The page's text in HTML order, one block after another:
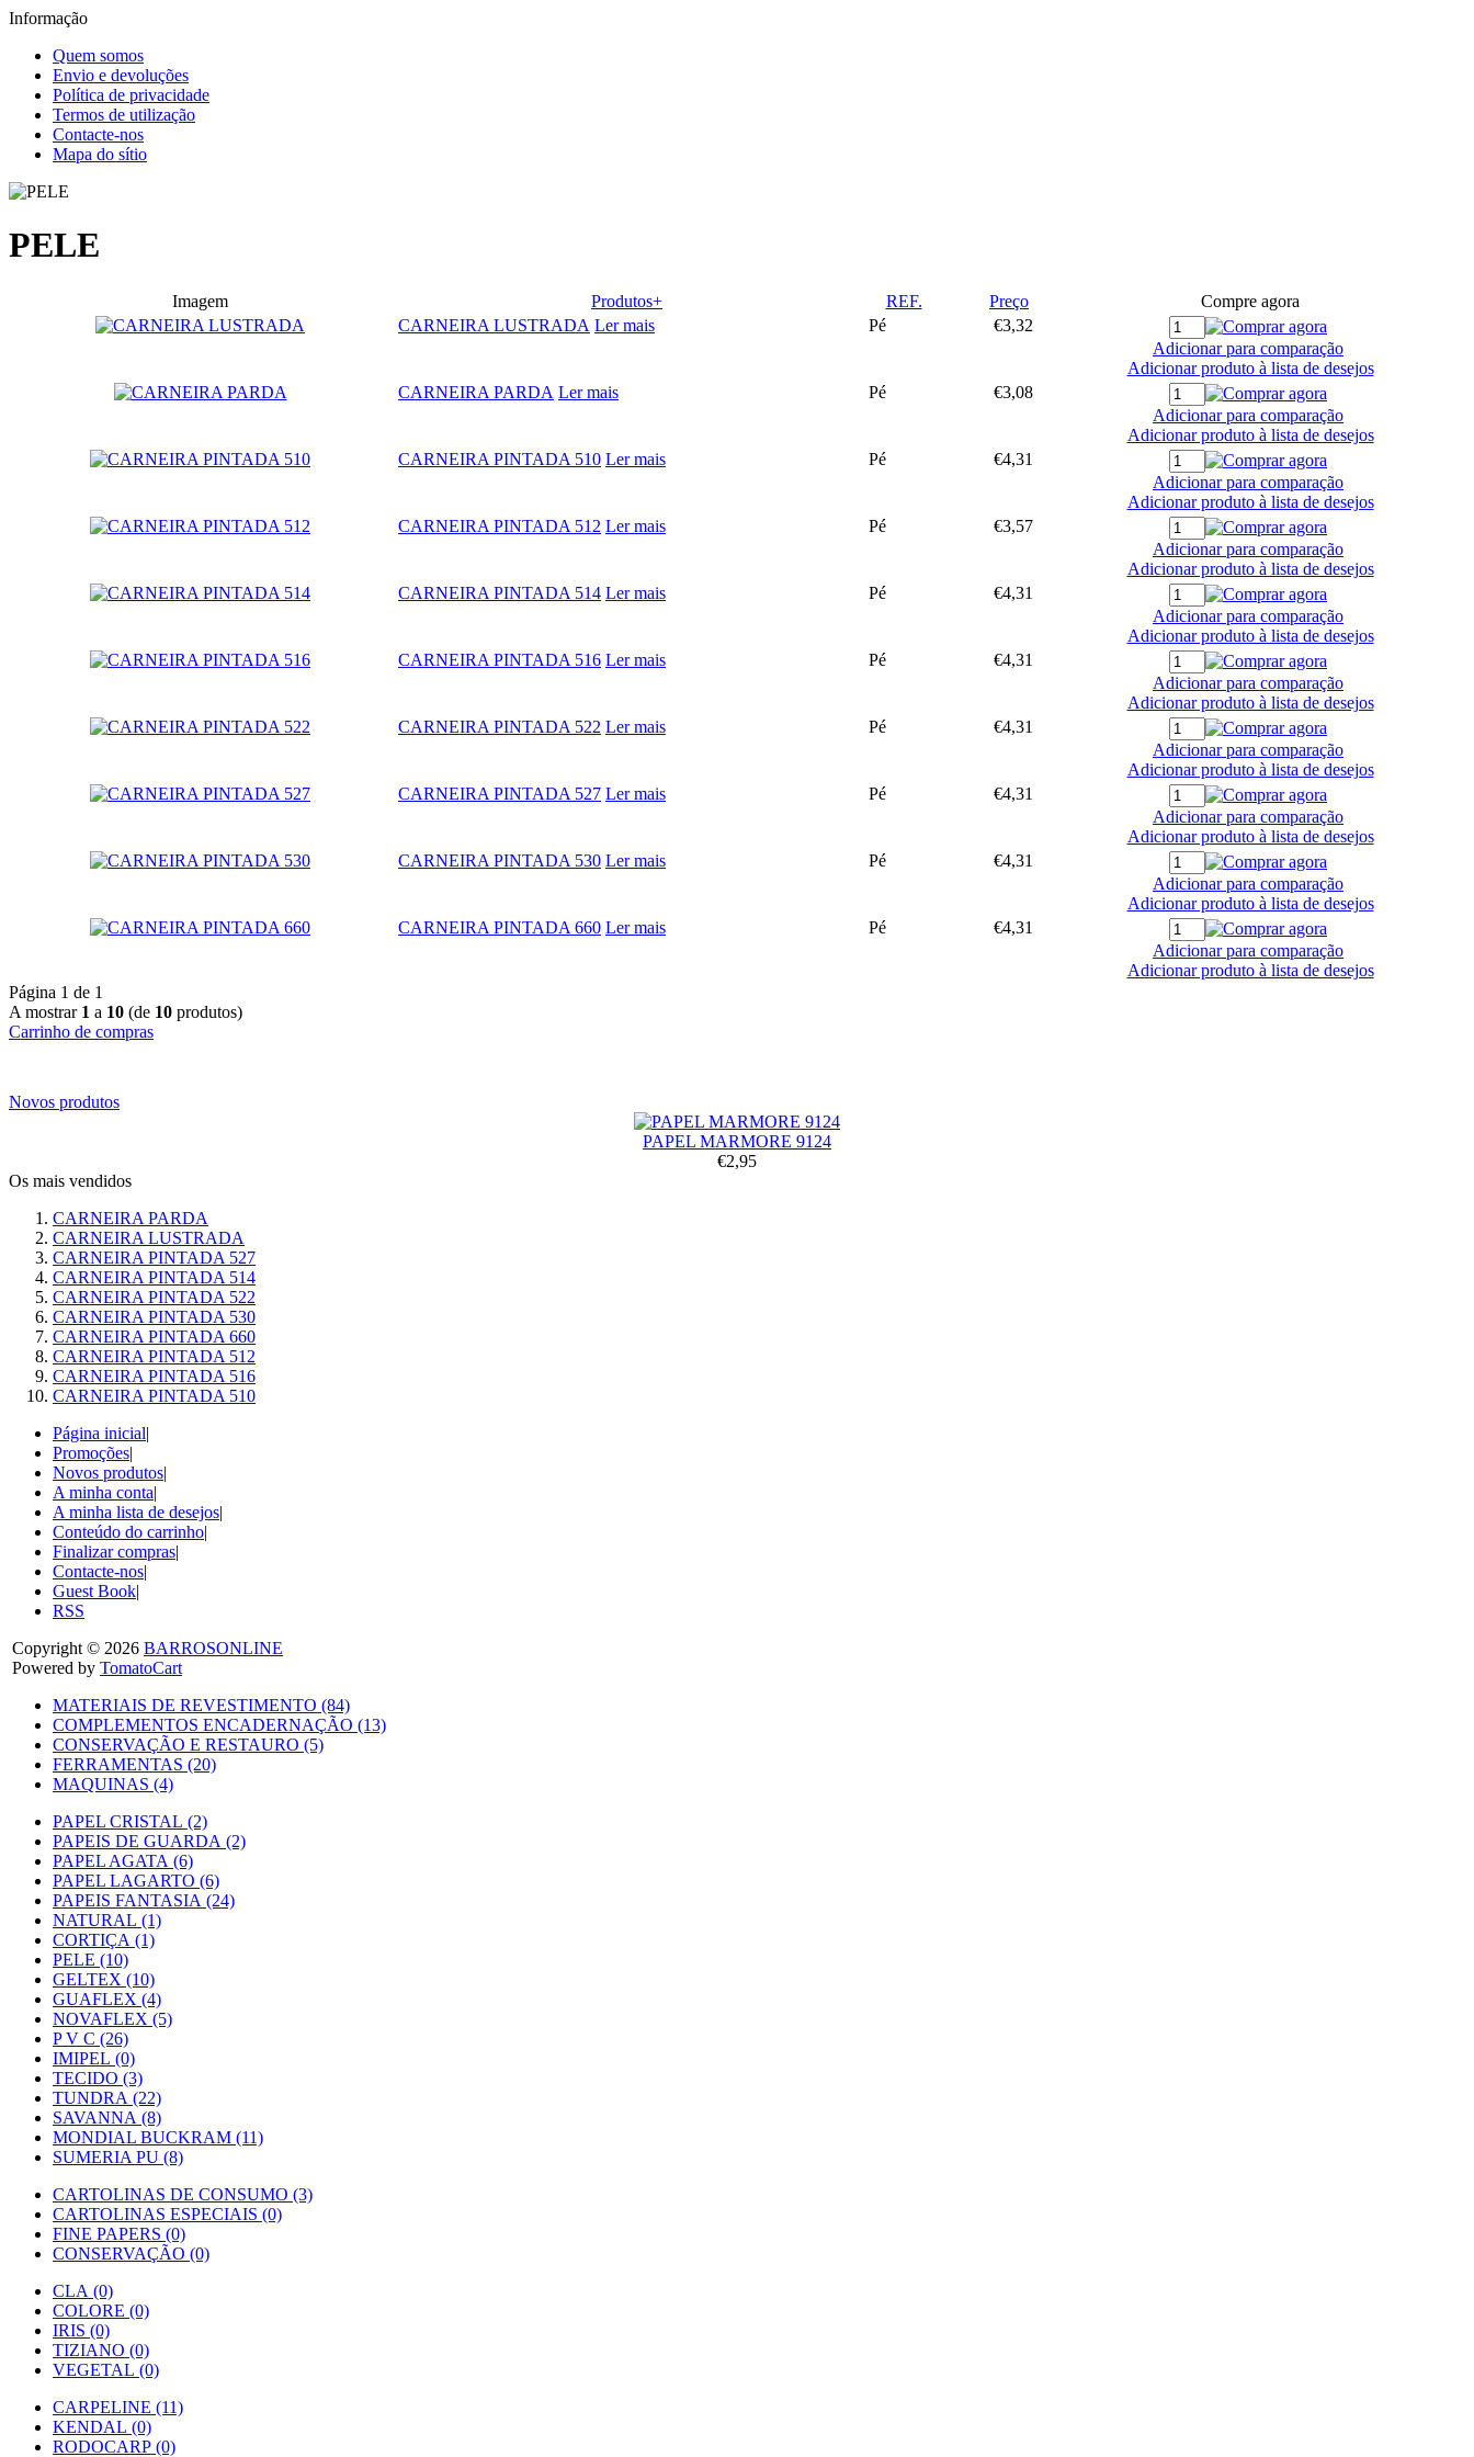
Informação
Quem somos
Envio e devoluções
Política de privacidade
Termos de utilização
Contacte-nos
Mapa do sítio
PELE
Imagem Produtos+ REF. Preço
Compre agora
CARNEIRA LUSTRADA Ler mais Pé
€3,32
Adicionar para comparação
Adicionar produto à lista de desejos
CARNEIRA PARDA Ler mais Pé
€3,08
Adicionar para comparação
Adicionar produto à lista de desejos
CARNEIRA PINTADA 510 Ler mais Pé
€4,31
Adicionar para comparação
Adicionar produto à lista de desejos
CARNEIRA PINTADA 512 Ler mais Pé
€3,57
Adicionar para comparação
Adicionar produto à lista de desejos
CARNEIRA PINTADA 514 Ler mais Pé
€4,31
Adicionar para comparação
Adicionar produto à lista de desejos
CARNEIRA PINTADA 516 Ler mais Pé
€4,31
Adicionar para comparação
Adicionar produto à lista de desejos
CARNEIRA PINTADA 522 Ler mais Pé
€4,31
Adicionar para comparação
Adicionar produto à lista de desejos
CARNEIRA PINTADA 527 Ler mais Pé
€4,31
Adicionar para comparação
Adicionar produto à lista de desejos
CARNEIRA PINTADA 530 Ler mais Pé
€4,31
Adicionar para comparação
Adicionar produto à lista de desejos
CARNEIRA PINTADA 660 Ler mais Pé
€4,31
Adicionar para comparação
Adicionar produto à lista de desejos
Página 1 de 1
A mostrar 1 a 10 (de 10 produtos)
Carrinho de compras
Novos produtos
PAPEL MARMORE 9124
€2,95
Os mais vendidos
CARNEIRA PARDA
CARNEIRA LUSTRADA
CARNEIRA PINTADA 527
CARNEIRA PINTADA 514
CARNEIRA PINTADA 522
CARNEIRA PINTADA 530
CARNEIRA PINTADA 660
CARNEIRA PINTADA 512
CARNEIRA PINTADA 516
CARNEIRA PINTADA 510
Página inicial|
Promoções|
Novos produtos|
A minha conta|
A minha lista de desejos|
Conteúdo do carrinho|
Finalizar compras|
Contacte-nos|
Guest Book|
RSS
Copyright © 2026 BARROSONLINE
Powered by TomatoCart
MATERIAIS DE REVESTIMENTO (84)
COMPLEMENTOS ENCADERNAÇÃO (13)
CONSERVAÇÃO E RESTAURO (5)
FERRAMENTAS (20)
MAQUINAS (4)
PAPEL CRISTAL (2)
PAPEIS DE GUARDA (2)
PAPEL AGATA (6)
PAPEL LAGARTO (6)
PAPEIS FANTASIA (24)
NATURAL (1)
CORTIÇA (1)
PELE (10)
GELTEX (10)
GUAFLEX (4)
NOVAFLEX (5)
P V C (26)
IMIPEL (0)
TECIDO (3)
TUNDRA (22)
SAVANNA (8)
MONDIAL BUCKRAM (11)
SUMERIA PU (8)
CARTOLINAS DE CONSUMO (3)
CARTOLINAS ESPECIAIS (0)
FINE PAPERS (0)
CONSERVAÇÃO (0)
CLA (0)
COLORE (0)
IRIS (0)
TIZIANO (0)
VEGETAL (0)
CARPELINE (11)
KENDAL (0)
RODOCARP (0)